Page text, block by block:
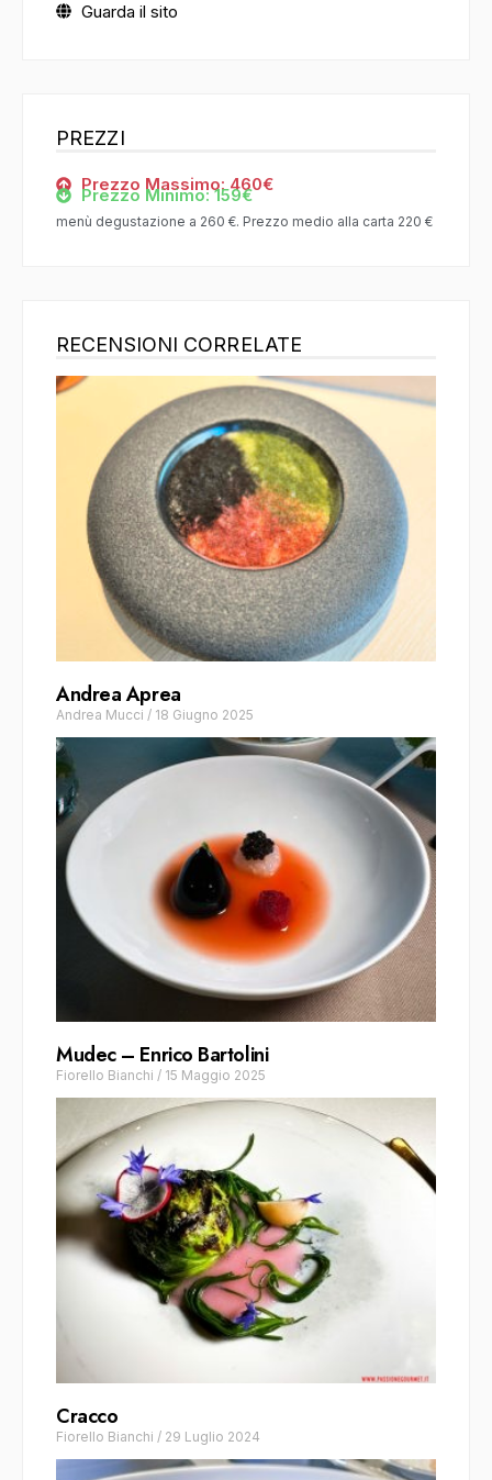
Guarda il sito
PREZZI
Prezzo Massimo: 460€
Prezzo Minimo: 159€
menù degustazione a 260 €. Prezzo medio alla carta 220 €
RECENSIONI CORRELATE
Andrea Aprea
Andrea Mucci / 18 Giugno 2025
Mudec – Enrico Bartolini
Fiorello Bianchi / 15 Maggio 2025
Cracco
Fiorello Bianchi / 29 Luglio 2024